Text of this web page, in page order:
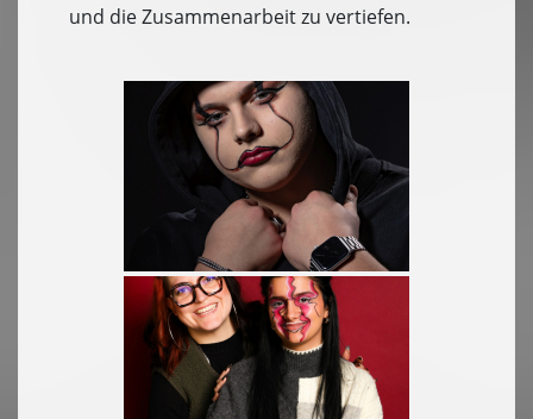
und die Zusammenarbeit zu vertiefen.